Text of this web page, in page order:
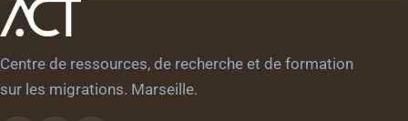
Centre de ressources, de recherche et de formation
sur les migrations. Marseille.